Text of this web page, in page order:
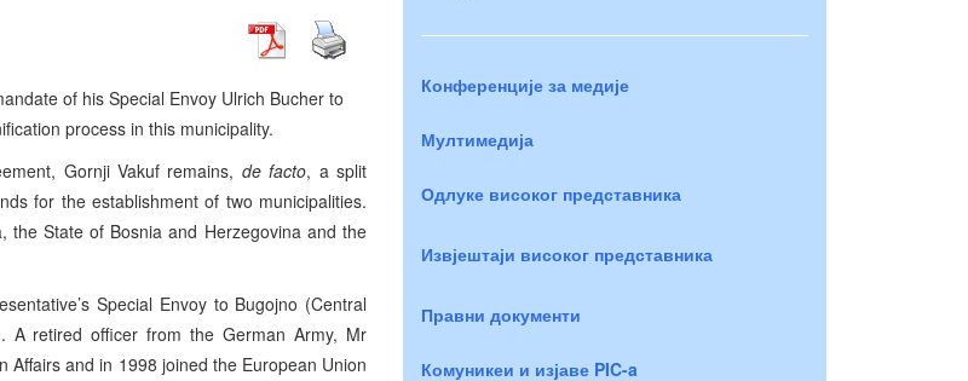
of his Special Envoy Ulrich Bucher to
process in this municipality.
Gornji Vakuf remains, de facto, a split
for the establishment of two municipalities.
the State of Bosnia and Herzegovina and the
Special Envoy to Bugojno (Central
A retired officer from the German Army, Mr
and in 1998 joined the European Union
Конференције за медије
Мултимедија
Одлуке високог представника
Извјештаји високог представника
Правни документи
Комуникеи и изјаве PIC-a